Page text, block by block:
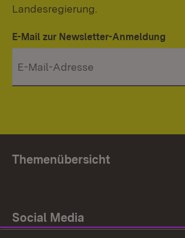
Landesregierung.
E-Mail zur Newsletter-Anmeldung
Themenübersicht
Social Media